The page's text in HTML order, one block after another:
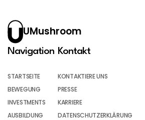
UMushroom
Navigation
STARTSEITE
BEWEGUNG
INVESTMENTS
AUSBILDUNG
Kontakt
KONTAKTIERE UNS
PRESSE
KARRIERE
DATENSCHUTZERKLÄRUNG